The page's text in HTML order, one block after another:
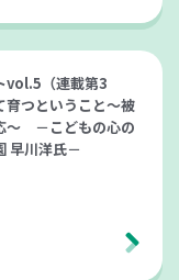
vol.5（連載第3
育つということ～被
～ －こどもの心の
早川洋氏－